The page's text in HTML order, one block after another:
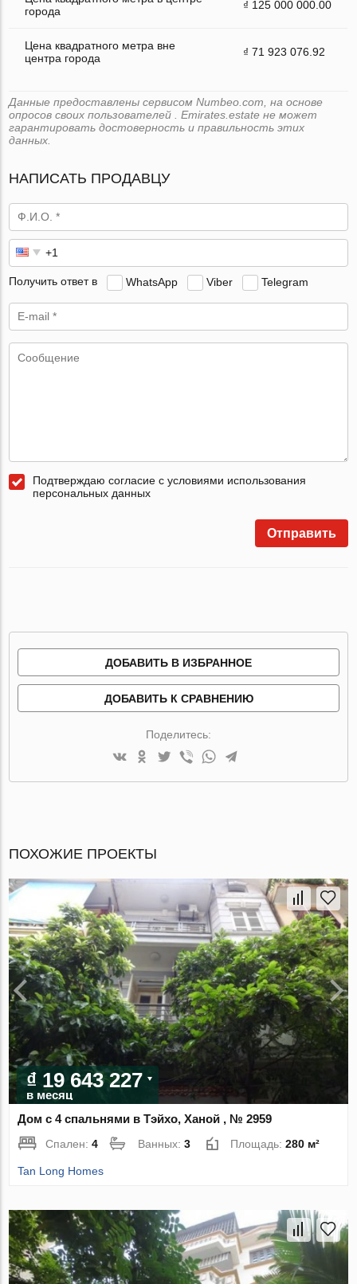
города
₫ 125 000 000.00
Цена квадратного метра вне
центра города
₫ 71 923 076.92
Данные предоставлены сервисом Numbeo.com, на основе
опросов своих пользователей . Emirates.estate не может
гарантировать достоверность и правильность этих
данных.
НАПИСАТЬ ПРОДАВЦУ
Получить ответ в WhatsApp Viber Telegram
Подтверждаю согласие с условиями использования
персональных данных
Отправить
ДОБАВИТЬ В ИЗБРАННОЕ
ДОБАВИТЬ К СРАВНЕНИЮ
Поделитесь:
ПОХОЖИЕ ПРОЕКТЫ
₫ 19 643 227
в месяц
Дом с 4 спальнями в Тэйхо, Ханой , № 2959
Спален:4 Ванных:3 Площадь:280 м²
Tan Long Homes